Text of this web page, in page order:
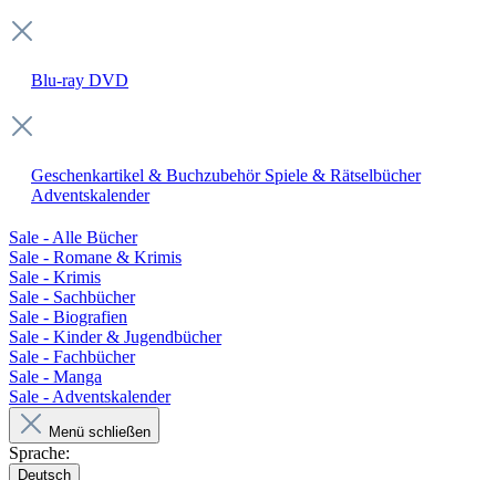
Blu-ray DVD
Geschenkartikel & Buchzubehör Spiele & Rätselbücher
Adventskalender
Sale - Alle Bücher
Sale - Romane & Krimis
Sale - Krimis
Sale - Sachbücher
Sale - Biografien
Sale - Kinder & Jugendbücher
Sale - Fachbücher
Sale - Manga
Sale - Adventskalender
Menü schließen
Sprache:
Deutsch